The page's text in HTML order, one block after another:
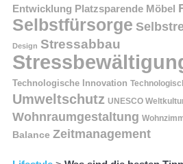
Entwicklung Platzsparende Möbel
Selbstfürsorge
Design Stressabbau
Technologische Innovation
Umweltschutz UNESCO
Wohnraumgestaltung
Balance Zeitmanagement